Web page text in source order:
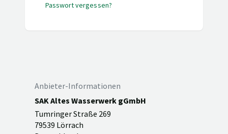
Passwort vergessen?
Anbieter-Informationen
SAK Altes Wasserwerk gGmbH
Tumringer Straße 269
79539 Lörrach